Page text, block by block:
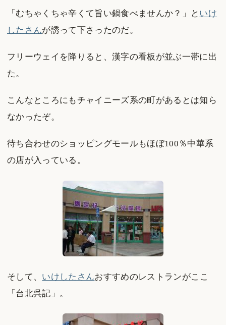
「むちゃくちゃ辛くて旨い鍋食べませんか？」と いけ
したさんが誘って下さったのだ。
フリーウェイを降りると、漢字の看板が並ぶ一帯に出
た。
こんなところにもチャイニーズ系の町があるとは知ら
なかったぞ。
待ち合わせのショッピングモールもほぼ100％中華系
の店が入っている。
そして、 いけしたさんおすすめのレストランがここ
「台北呉記」。